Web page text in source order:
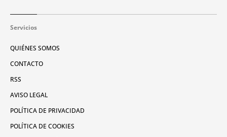
Servicios
QUIÉNES SOMOS
CONTACTO
RSS
AVISO LEGAL
POLÍTICA DE PRIVACIDAD
POLÍTICA DE COOKIES